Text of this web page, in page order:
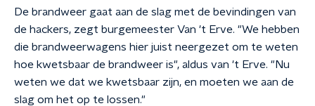
De brandweer gaat aan de slag met de bevindingen van
de hackers, zegt burgemeester Van 't Erve. "We hebben
die brandweerwagens hier juist neergezet om te weten
hoe kwetsbaar de brandweer is", aldus van 't Erve. "Nu
weten we dat we kwetsbaar zijn, en moeten we aan de
slag om het op te lossen."